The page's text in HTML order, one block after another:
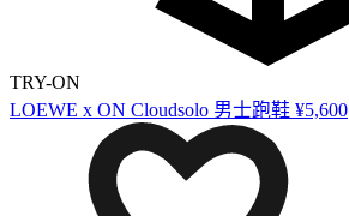
TRY-ON
LOEWE x ON Cloudsolo 男士跑鞋 ¥5,600